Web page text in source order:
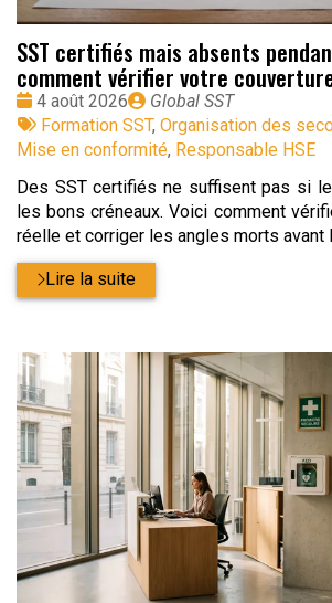
SST certifiés mais absents
comment vérifier votre
Date
:
4 août 2026
Publié
par
Global SST
Tags
:
Formation SST, Organisation des
Mise en conformité, Responsable HSE
Des SST certifiés ne suffisent pas si
les bons créneaux. Voici comment
réelle et corriger les angles morts avant
Lire la suite